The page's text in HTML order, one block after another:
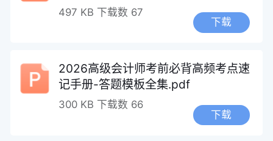
497 KB 下载数 67
下载
2026高级会计师考前必背高频考点速
记手册-答题模板全集.pdf
300 KB 下载数 66
下载